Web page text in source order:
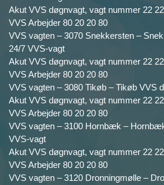
Akut VVS døgnvagt, vagt nummer 22
VVS Arbejder 80 20 20 80
VVS vagten – 3070 Snekkersten –
24/7 VVS-vagt
Akut VVS døgnvagt, vagt nummer 22
VVS Arbejder 80 20 20 80
VVS vagten – 3080 Tikøb – Tikøb VVS
Akut VVS døgnvagt, vagt nummer 22
VVS Arbejder 80 20 20 80
VVS vagten – 3100 Hornbæk –
VVS-vagt
Akut VVS døgnvagt, vagt nummer 22
VVS Arbejder 80 20 20 80
VVS vagten – 3120 Dronningmølle –